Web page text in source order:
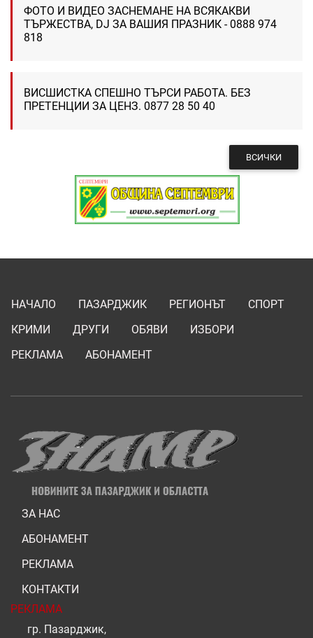
ФОТО И ВИДЕО ЗАСНЕМАНЕ НА ВСЯКАКВИ
ТЪРЖЕСТВА, DJ ЗА ВАШИЯ ПРАЗНИК - 0888 974
818
ВИСШИСТКА СПЕШНО ТЪРСИ РАБОТА. БЕЗ
ПРЕТЕНЦИИ ЗА ЦЕНЗ. 0877 28 50 40
ВСИЧКИ
НАЧАЛО ПАЗАРДЖИК РЕГИОНЪТ
СПОРТ
КРИМИ
ДРУГИ ОБЯВИ
ИЗБОРИ
РЕКЛАМА
АБОНАМЕНТ
ЗА НАС
АБОНАМЕНТ
РЕКЛАМА
КОНТАКТИ
РЕКЛАМА
гр. Пазарджик,